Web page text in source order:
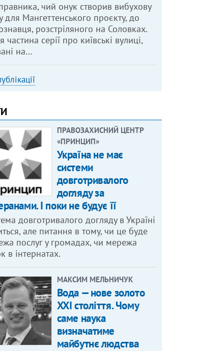
чий онук створив вибухову
для Мангеттенського проєкту, до
розстріляного на Соловках.
частина серії про київські вулиці,
на…
ПРАВОЗАХИСНИЙ ЦЕНТР
«ПРИНЦИП»
Україна не має
системи
довготривалого
догляду за
І поки не будує її
довготривалого догляду в Україні
але питання в тому, чи це буде
послуг у громадах, чи мережа
в інтернатах.
МАКСИМ МЕЛЬНИЧУК
Вода — нове золото
XXI століття. Чому
саме наука
визначатиме
майбутнє людства